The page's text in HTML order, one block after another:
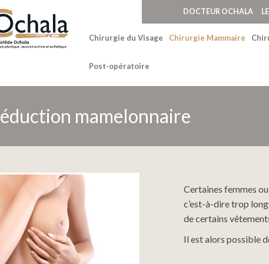
DOCTEUR OCHALA
Chirurgie du Visage Chirurgie Mammaire
Post-opératoire
Réduction mamelonnaire
Certaines femmes
c’est-à-dire trop
de certains
Il est alors possible